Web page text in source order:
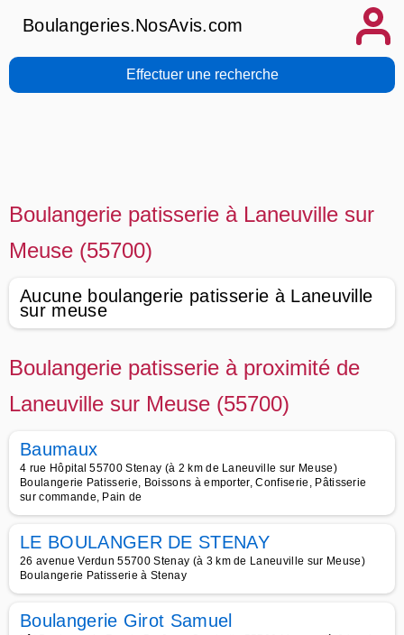
Boulangeries.NosAvis.com
Effectuer une recherche
Boulangerie patisserie à Laneuville sur
Meuse (55700)
Aucune boulangerie patisserie à Laneuville
sur meuse
Boulangerie patisserie à proximité de
Laneuville sur Meuse (55700)
Baumaux
4 rue Hôpital 55700 Stenay (à 2 km de Laneuville sur Meuse)
Boulangerie Patisserie, Boissons à emporter, Confiserie, Pâtisserie
sur commande, Pain de
LE BOULANGER DE STENAY
26 avenue Verdun 55700 Stenay (à 3 km de Laneuville sur Meuse)
Boulangerie Patisserie à Stenay
Boulangerie Girot Samuel